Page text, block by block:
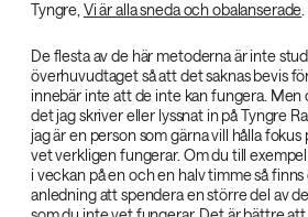
Tyngre, Vi är alla sneda och obalanserade
De flesta av de här metoderna är inte
överhuvudtaget så att det saknas bevis
innebär inte att de inte kan fungera. Men
det jag skriver eller lyssnat in på Tyngre
jag är en person som gärna vill hålla fokus
vet verkligen fungerar. Om du till
i veckan på en och en halv timme så
anledning att spendera en större del av